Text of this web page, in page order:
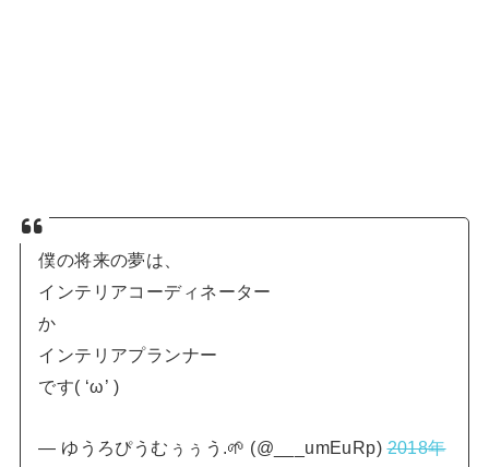
僕の将来の夢は、
インテリアコーディネーター
か
インテリアプランナー
です( ‘ω’ )
— ゆうろぴうむぅぅう.🌱 (@___umEuRp)2018年